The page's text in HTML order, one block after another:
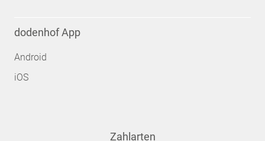
dodenhof App
Android
iOS
Zahlarten